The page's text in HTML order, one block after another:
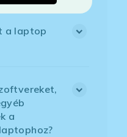
a laptop
a